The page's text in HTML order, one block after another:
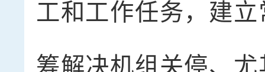
工和工作任务，建
筹解决机组关停、